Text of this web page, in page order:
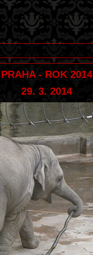
PRAHA - ROK 2014
29. 3. 2014